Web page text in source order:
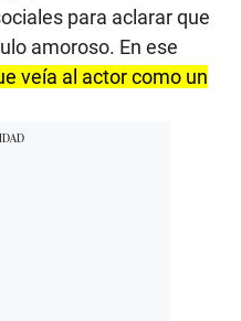
para aclarar que
amoroso. En ese
veía al actor como un